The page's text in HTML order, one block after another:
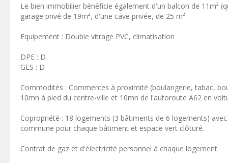
Le bien immobilier bénéficie également d'un balcon de 11m²
garage privé de 19m², d'une cave privée, de 25 m².
Equipement : Double vitrage PVC, climatisation
DPE : D
GES : D
Commodités : Commerces à proximité (boulangerie, tabac,
10mn à pied du centre-ville et 10mn de l'autoroute A62 en
Copropriété : 18 logements (3 bâtiments de 6 logements)
commune pour chaque bâtiment et espace vert clôturé.
Contrat de gaz et d'électricité personnel à chaque logement.